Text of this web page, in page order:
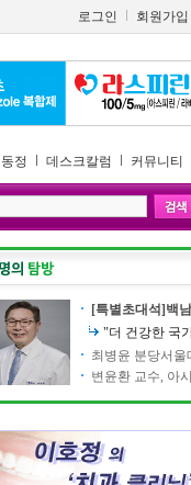
로그인 회원가입
정 데스크칼럼 커뮤니티
[특별초대석]백
"더 건강한 국
최병윤 분당서울
변윤환 교수, 아